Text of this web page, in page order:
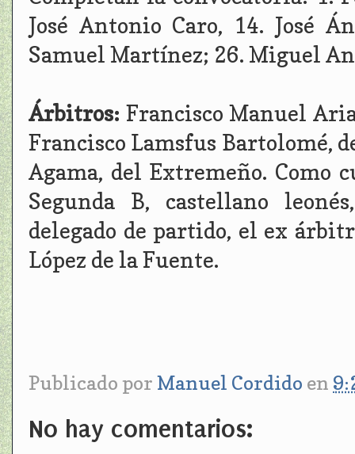
José Antonio Caro, 14. José
Samuel Martínez; 26. Miguel
Árbitros: Francisco Manuel
Francisco Lamsfus Bartolomé,
Agama, del Extremeño. Como
Segunda B, castellano
delegado de partido, el ex
López de la Fuente.
Publicado por Manuel Cordido en
No hay comentarios: